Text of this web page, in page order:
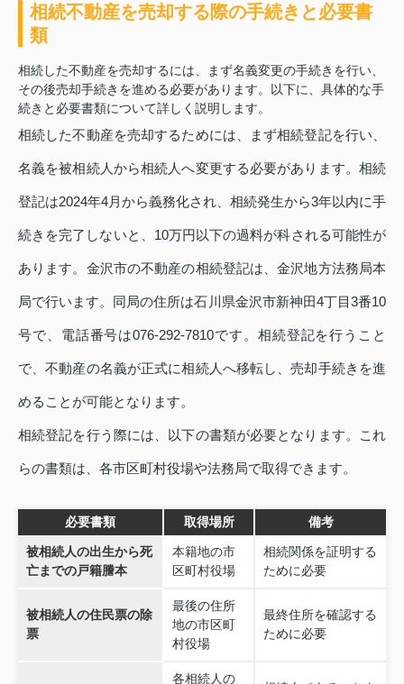
相続不動産を売却する際の手続きと必要書
類
相続した不動産を売却するには、まず名義変更の手続きを行い、
その後売却手続きを進める必要があります。以下に、具体的な手
続きと必要書類について詳しく説明します。
相続した不動産を売却するためには、まず相続登記を行い、
名義を被相続人から相続人へ変更する必要があります。相続
登記は2024年4月から義務化され、相続発生から3年以内に手
続きを完了しないと、10万円以下の過料が科される可能性が
あります。金沢市の不動産の相続登記は、金沢地方法務局本
局で行います。同局の住所は石川県金沢市新神田4丁目3番10
号で、電話番号は076-292-7810です。相続登記を行うこと
で、不動産の名義が正式に相続人へ移転し、売却手続きを進
めることが可能となります。
相続登記を行う際には、以下の書類が必要となります。これ
らの書類は、各市区町村役場や法務局で取得できます。
必要書類 取得場所 備考
被相続人の出生から死
亡までの戸籍謄本
本籍地の市
区町村役場
相続関係を証明する
ために必要
被相続人の住民票の除
票
最後の住所
地の市区町
村役場
最終住所を確認する
ために必要
各相続人の